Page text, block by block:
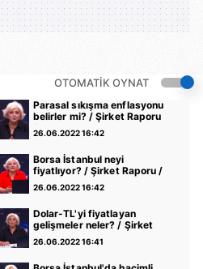
OTOMATİK OYNAT
Parasal sıkışma enflasyonu
belirler mi? / Şirket Raporu
/ 21.06.2022
26.06.2022 16:42
Borsa İstanbul neyi
fiyatlıyor? / Şirket Raporu /
14.06.2022
26.06.2022 16:42
Dolar-TL'yi fiyatlayan
gelişmeler neler? / Şirket
Raporu / 07.06.2022
26.06.2022 16:41